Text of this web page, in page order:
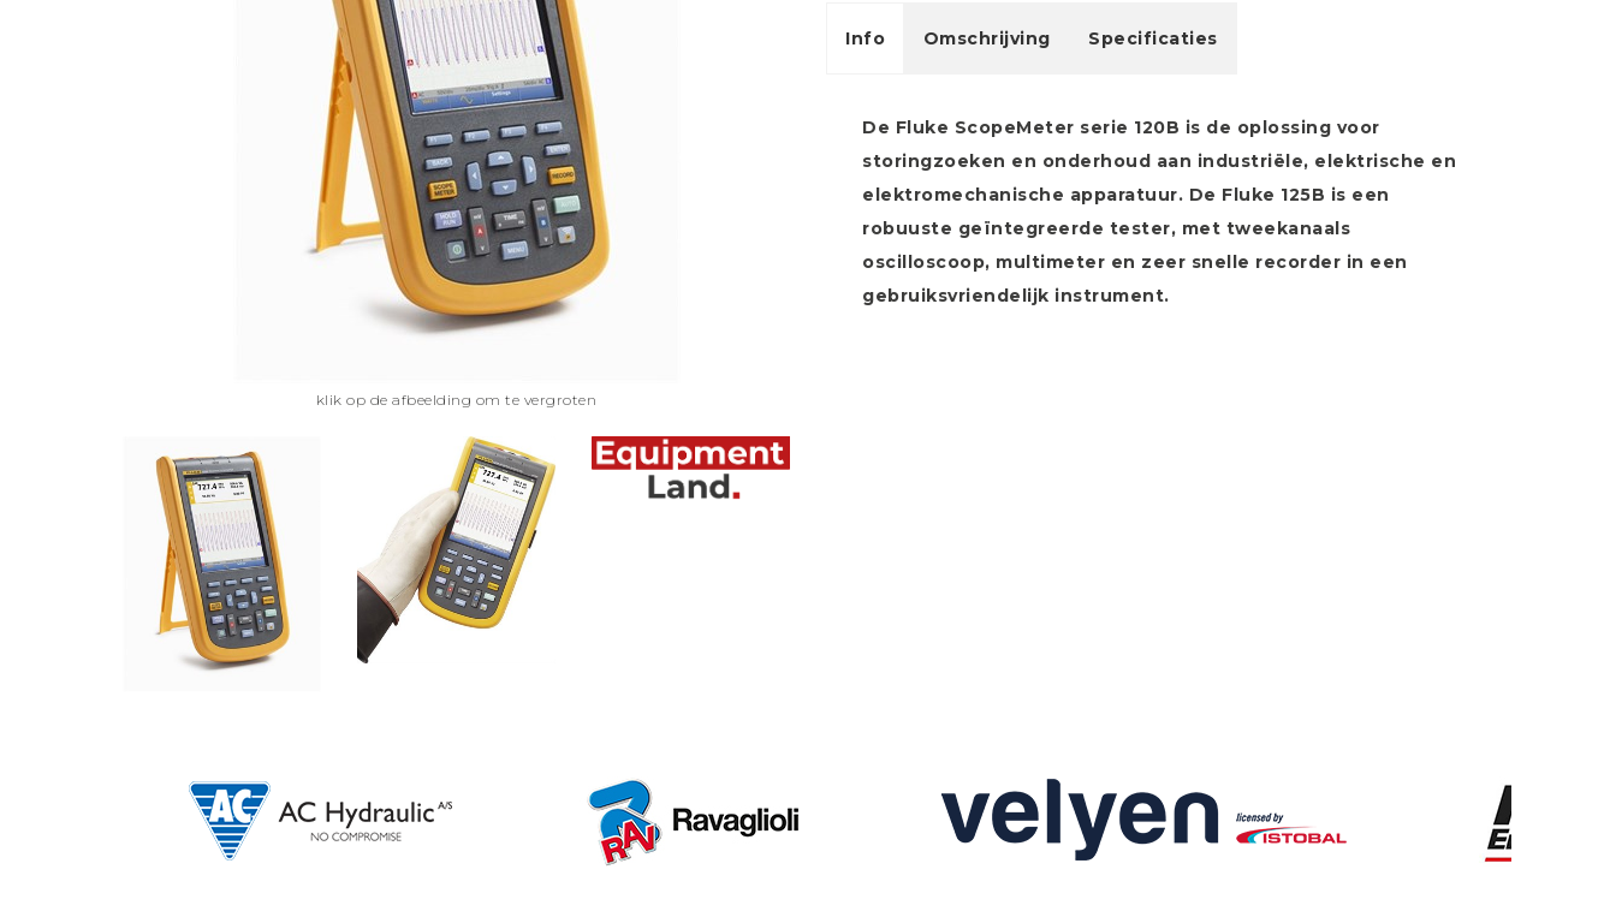
klik op de afbeelding om te vergroten
Info Omschrijving Specificaties
De Fluke ScopeMeter serie 120B is de oplossing voor
storingzoeken en onderhoud aan industriële, elektrische en
elektromechanische apparatuur. De Fluke 125B is een
robuuste geïntegreerde tester, met tweekanaals
oscilloscoop, multimeter en zeer snelle recorder in een
gebruiksvriendelijk instrument.